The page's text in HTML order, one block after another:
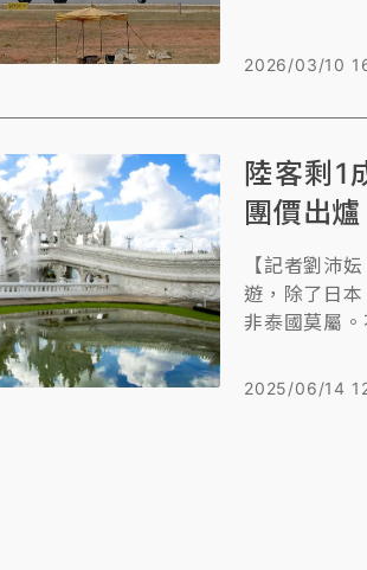
2026/03/10
陸客剩1
團價出
【記者劉沛
遊，除了日
非泰國莫屬
旅遊好時機
2025/06/14